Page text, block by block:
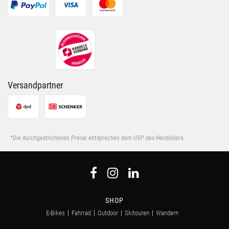
Versandpartner
*Die durchgestrichenen Preise entsprechen dem UVP des Herstellers.
SHOP
E-Bikes Fahrrad Outdoor Skitouren Wandern